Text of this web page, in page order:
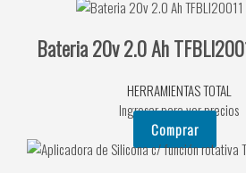
Bateria 20v 2.0 Ah
HERRAMIENTAS TOTAL
Ingresar para ver precios
Comprar